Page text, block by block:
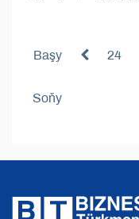
Başy 24
Soňy